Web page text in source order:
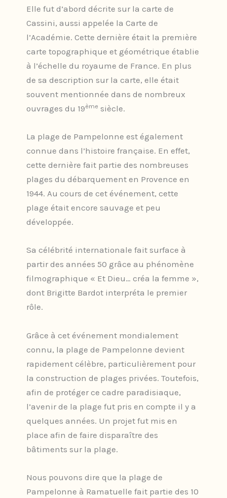
Elle fut d’abord décrite sur la carte de
Cassini, aussi appelée la Carte de
l’Académie. Cette dernière était la première
carte topographique et géométrique établie
à l’échelle du royaume de France. En plus
de sa description sur la carte, elle était
souvent mentionnée dans de nombreux
ouvrages du 19ème siècle.
La plage de Pampelonne est également
connue dans l’histoire française. En effet,
cette dernière fait partie des nombreuses
plages du débarquement en Provence en
1944. Au cours de cet événement, cette
plage était encore sauvage et peu
développée.
Sa célébrité internationale fait surface à
partir des années 50 grâce au phénomène
filmographique « Et Dieu… créa la femme »,
dont Brigitte Bardot interpréta le premier
rôle.
Grâce à cet événement mondialement
connu, la plage de Pampelonne devient
rapidement célèbre, particulièrement pour
la construction de plages privées. Toutefois,
afin de protéger ce cadre paradisiaque,
l’avenir de la plage fut pris en compte il y a
quelques années. Un projet fut mis en
place afin de faire disparaître des
bâtiments sur la plage.
Nous pouvons dire que la plage de
Pampelonne à Ramatuelle fait partie des 10